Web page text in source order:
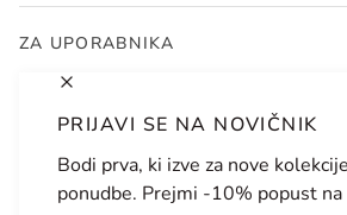
PRIJAVI SE NA NOVIČNIK
Bodi prva, ki izve za nove
ponudbe. Prejmi -10% popust
ZA UPORABNIKA
JEZIK
SLOVENŠČINA